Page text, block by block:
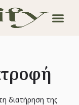
διατήρηση της